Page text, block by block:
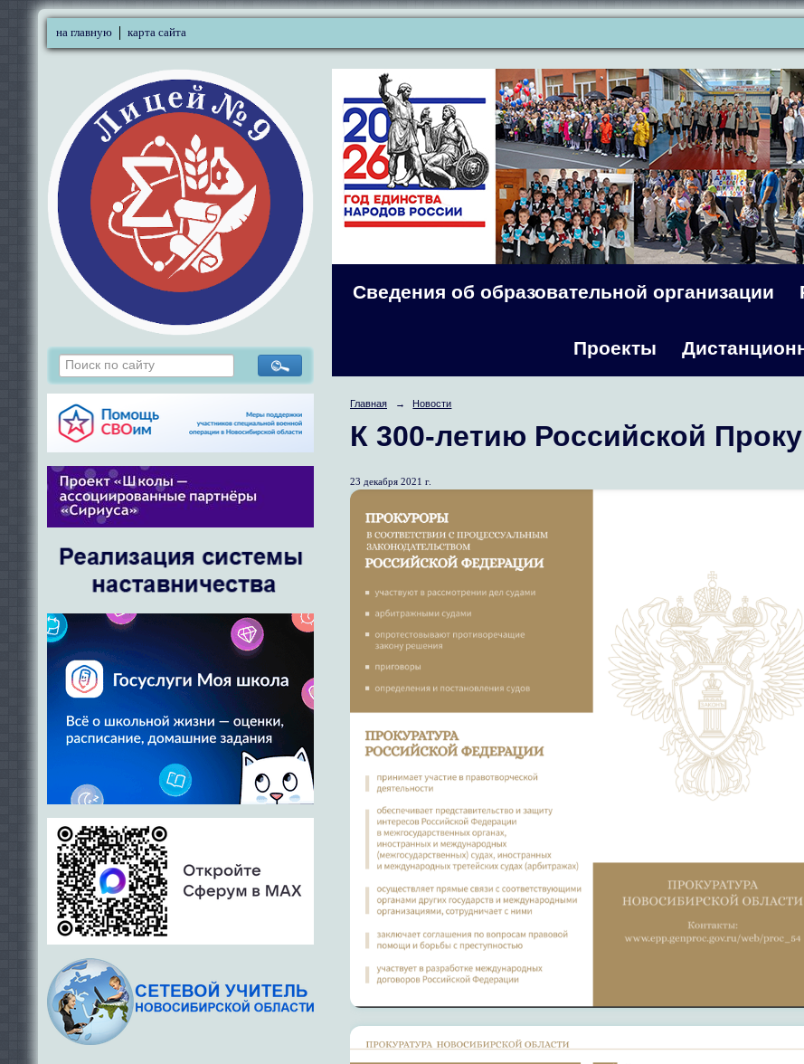
на главную карта сайта
Сведения об образовательной организации
Проекты
Главная → Новости
К 300-летию Российской
23 декабря 2021 г.